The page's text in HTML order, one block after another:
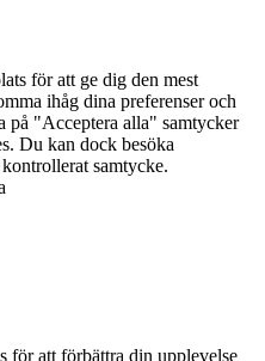
för att ge dig den mest
ihåg dina preferenser och
på "Acceptera alla" samtycker
Du kan dock besöka
samtycke.
för att förbättra din upplevelse